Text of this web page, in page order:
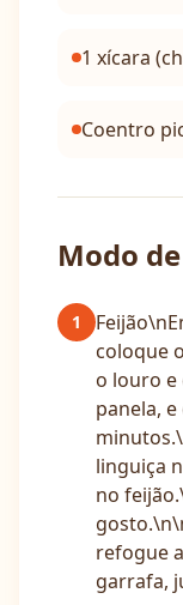
1 xícara
Coentro
Modo
1
coloque
o louro e
panela,
linguiça
no
refogue
garrafa,